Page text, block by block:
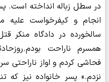
در سطل زباله انداخته است.
انجام و کیفرخواست علیه
سالخورده در دادگاه منکر
همسرم ناراحت
فحاشی کردم و اواز ناراحتی
نزدم.» پسر خانواده نیز که